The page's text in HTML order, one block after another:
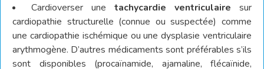
Cardioverser une tachycardie ventriculaire sur
cardiopathie structurelle (connue ou suspectée) comme
une cardiopathie ischémique ou une dysplasie ventriculaire
arythmogène. D’autres médicaments sont préférables s’ils
sont disponibles (procaïnamide, ajamaline, flécaïnide,